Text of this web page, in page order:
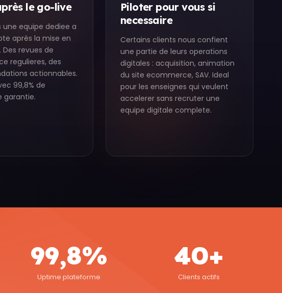
le go-live
une equipe dediee a
après la mise en
revues de
regulieres, des
actionnables.
99,8% de
garantie.
Piloter pour vous si
necessaire
Certains clients nous confient
une partie de leurs operations
digitales : acquisition, animation
du site ecommerce, SAV. Ideal
pour les enseignes qui veulent
accelerer sans recruter une
equipe digitale complete.
99,8%
Uptime plateforme
40+
Clients actifs